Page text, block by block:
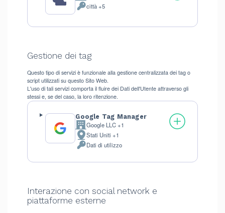
Dati
trattati:
città +5
Gestione dei tag
Questo tipo di servizi è funzionale alla gestione centralizzata dei tag o
script utilizzati su questo Sito Web.
L'uso di tali servizi comporta il fluire dei Dati dell'Utente attraverso gli
stessi e, se del caso, la loro ritenzione.
Google Tag Manager
Azienda:Google LLC +1
Luogo
del
Stati Uniti +1
Dati
trattati:
Dati di utilizzo
Interazione con social network e
piattaforme esterne